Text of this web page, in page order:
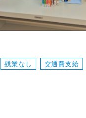
残業なし 交通費支給